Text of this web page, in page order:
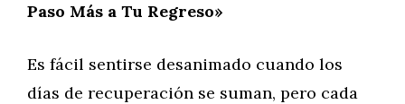
Paso Más a Tu Regreso»
Es fácil sentirse desanimado cuando los
días de recuperación se suman, pero cada